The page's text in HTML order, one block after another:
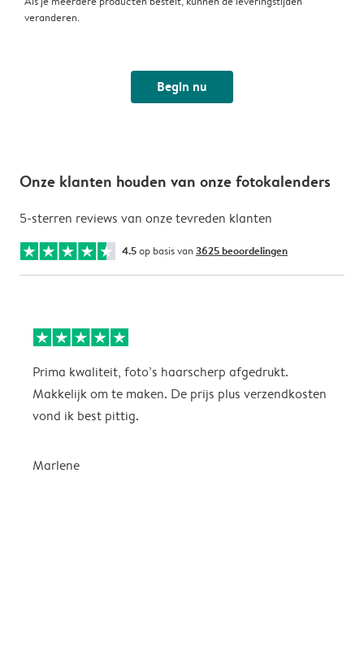
veranderen.
Begin nu
Onze klanten houden van onze fotokalenders
5-sterren reviews van onze tevreden klanten
4.5op basis van 3625 beoordelingen
Prima kwaliteit, foto’s haarscherp afgedrukt.
Makkelijk om te maken. De prijs plus verzendkosten
vond ik best pittig.
Marlene